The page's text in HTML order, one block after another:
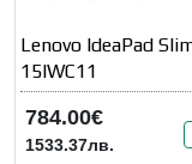
Lenovo IdeaPad
15IWC11
784.00€
1533.37лв.